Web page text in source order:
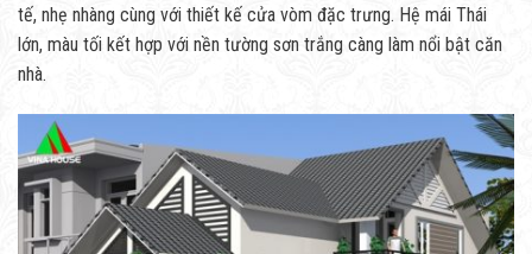
tế, nhẹ nhàng cùng với thiết kế cửa vòm đặc trưng. Hệ mái Thái
lớn, màu tối kết hợp với nền tường sơn trắng càng làm nổi bật căn
nhà.